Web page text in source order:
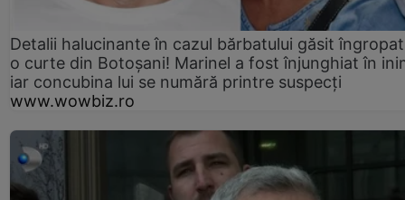
Detalii halucinante în cazul bărbatului găsit
o curte din Botoșani! Marinel a fost înjunghiat în
iar concubina lui se numără printre suspecți
www.wowbiz.ro